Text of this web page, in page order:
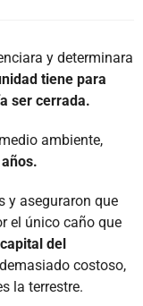
y determinara
tiene para
ser cerrada.
ambiente,
y aseguraron que
el único caño que
del
costoso,
la terrestre.